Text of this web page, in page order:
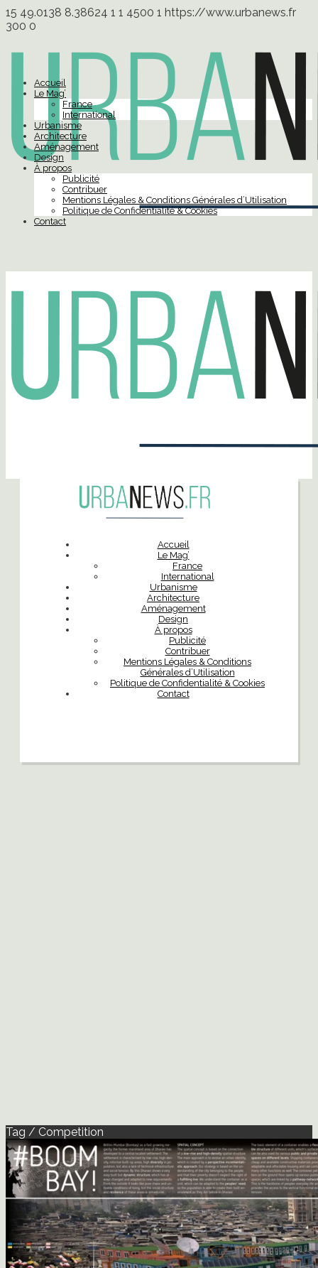
15 49.0138 8.38624 1 1 4500 1 https://www.urbanews.fr
300 0
Accueil
Le Mag’
France
International
Urbanisme
Architecture
Aménagement
Design
À propos
Publicité
Contribuer
Mentions Légales & Conditions Générales d’Utilisation
Politique de Confidentialité & Cookies
Contact
Accueil
Le Mag’
France
International
Urbanisme
Architecture
Aménagement
Design
À propos
Publicité
Contribuer
Mentions Légales & Conditions
Générales d’Utilisation
Politique de Confidentialité & Cookies
Contact
Tag / Competition